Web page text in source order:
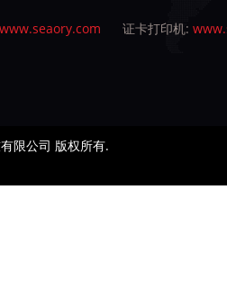
www.seaory.com 证卡打印机:
限公司 版权所有.